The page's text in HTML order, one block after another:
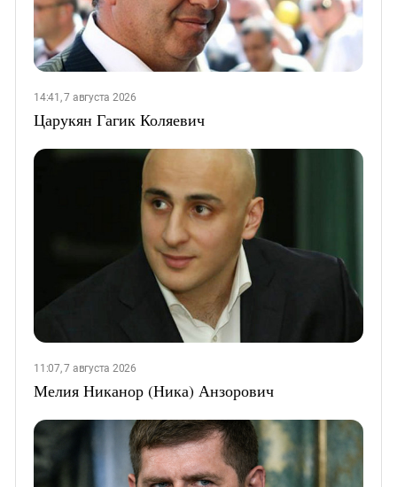
14:41, 7 августа 2026
Царукян Гагик Коляевич
11:07, 7 августа 2026
Мелия Никанор (Ника) Анзорович